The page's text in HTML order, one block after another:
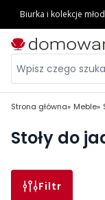
Strona główna Meble
Stoły do
Filtr